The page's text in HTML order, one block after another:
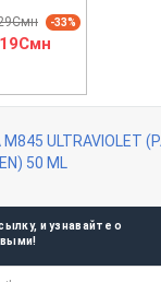
-33%
M845 ULTRAVIOLET
50 ML
и узнавайте о